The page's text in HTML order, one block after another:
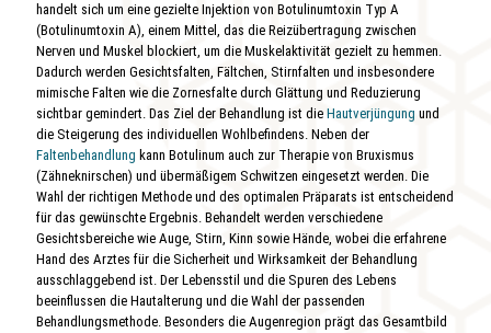
handelt sich um eine gezielte Injektion von Botulinumtoxin Typ A
(Botulinumtoxin A), einem Mittel, das die Reizübertragung zwischen
Nerven und Muskel blockiert, um die Muskelaktivität gezielt zu hemmen.
Dadurch werden Gesichtsfalten, Fältchen, Stirnfalten und insbesondere
mimische Falten wie die Zornesfalte durch Glättung und Reduzierung
sichtbar gemindert. Das Ziel der Behandlung ist die Hautverjüngung und
die Steigerung des individuellen Wohlbefindens. Neben der
Faltenbehandlung kann Botulinum auch zur Therapie von Bruxismus
(Zähneknirschen) und übermäßigem Schwitzen eingesetzt werden. Die
Wahl der richtigen Methode und des optimalen Präparats ist entscheidend
für das gewünschte Ergebnis. Behandelt werden verschiedene
Gesichtsbereiche wie Auge, Stirn, Kinn sowie Hände, wobei die erfahrene
Hand des Arztes für die Sicherheit und Wirksamkeit der Behandlung
ausschlaggebend ist. Der Lebensstil und die Spuren des Lebens
beeinflussen die Hautalterung und die Wahl der passenden
Behandlungsmethode. Besonders die Augenregion prägt das Gesamtbild